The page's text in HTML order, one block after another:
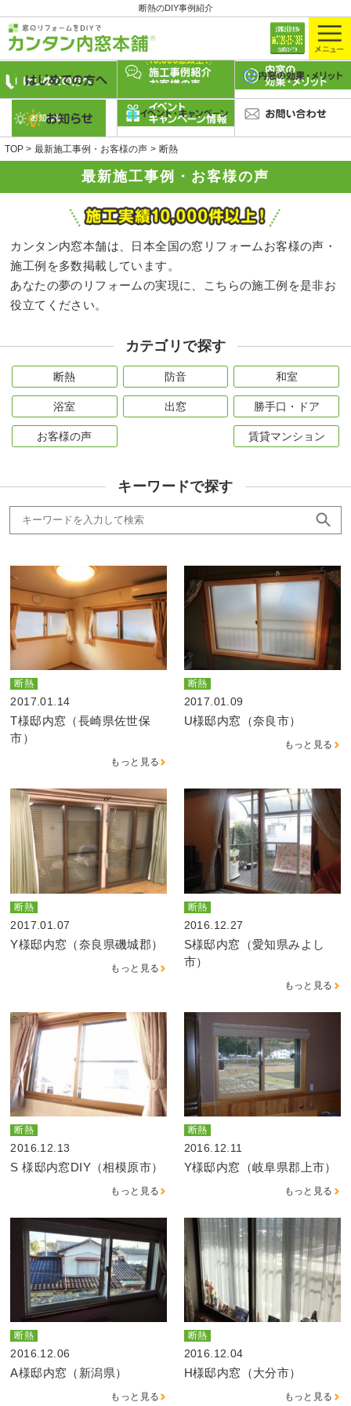
断熱のDIY事例紹介
最新施工事例・お客様の声
TOP 最新施工事例・お客様の声 断熱
カンタン内窓本舗は、日本全国の窓リフォームお客様の声・
施工例を多数掲載しています。
あなたの夢のリフォームの実現に、こちらの施工例を是非お
役立てください。
カテゴリで探す
断熱 防音 和室
浴室 出窓 勝手口・ドア
お客様の声 賃貸マンション
キーワードで探す
断熱
2017.01.14
T様邸内窓（長崎県佐世保
市）
もっと見る
断熱
2017.01.09
U様邸内窓（奈良市）
もっと見る
断熱
2017.01.07
Y様邸内窓（奈良県磯城郡）
もっと見る
断熱
2016.12.27
S様邸内窓（愛知県みよし
市）
もっと見る
断熱
2016.12.13
S 様邸内窓DIY（相模原市）
もっと見る
断熱
2016.12.11
Y様邸内窓（岐阜県郡上市）
もっと見る
断熱
2016.12.06
A様邸内窓（新潟県）
もっと見る
断熱
2016.12.04
H様邸内窓（大分市）
もっと見る